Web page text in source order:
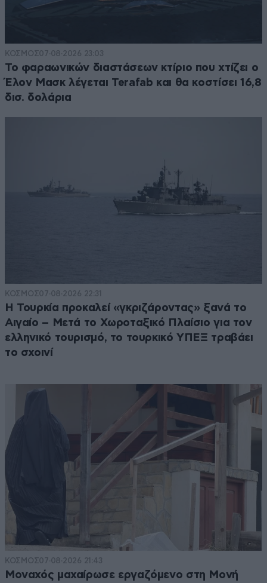
ΚΟΣΜΟΣ07·08·2026 23:03
Το φαραωνικών διαστάσεων κτίριο που χτίζει ο
Έλον Μασκ λέγεται Terafab και θα κοστίσει 16,8
δισ. δολάρια
ΚΟΣΜΟΣ07·08·2026 22:31
Η Τουρκία προκαλεί «γκριζάροντας» ξανά το
Αιγαίο – Μετά το Χωροταξικό Πλαίσιο για τον
ελληνικό τουρισμό, το τουρκικό ΥΠΕΞ τραβάει
το σχοινί
ΚΟΣΜΟΣ07·08·2026 21:43
Μοναχός μαχαίρωσε εργαζόμενο στη Μονή